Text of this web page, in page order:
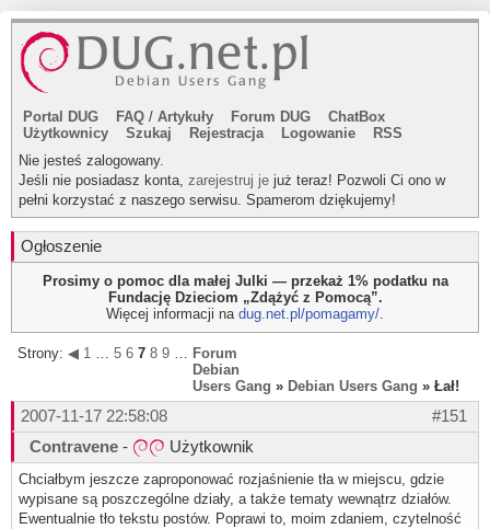
Portal DUG FAQ / Artykuły Forum DUG
ChatBox
Użytkownicy
Szukaj Rejestracja Logowanie
RSS
Nie jesteś zalogowany.
Jeśli nie posiadasz konta, zarejestruj je już teraz! Pozwoli Ci ono w
pełni korzystać z naszego serwisu. Spamerom dziękujemy!
Ogłoszenie
Prosimy o pomoc dla małej Julki — przekaż 1% podatku na
Fundację Dzieciom „Zdążyć z Pomocą”.
Więcej informacji na dug.net.pl/pomagamy/.
Strony: ◀ 1 … 5 6 7 8 9 … 11 ▶
Forum
Debian
Users Gang » Debian Users Gang » Łał!
#151
2007-11-17 22:58:08
Contravene - Użytkownik
Chciałbym jeszcze zaproponować rozjaśnienie tła w miejscu, gdzie
wypisane są poszczególne działy, a także tematy wewnątrz działów.
Ewentualnie tło tekstu postów. Poprawi to, moim zdaniem, czytelność